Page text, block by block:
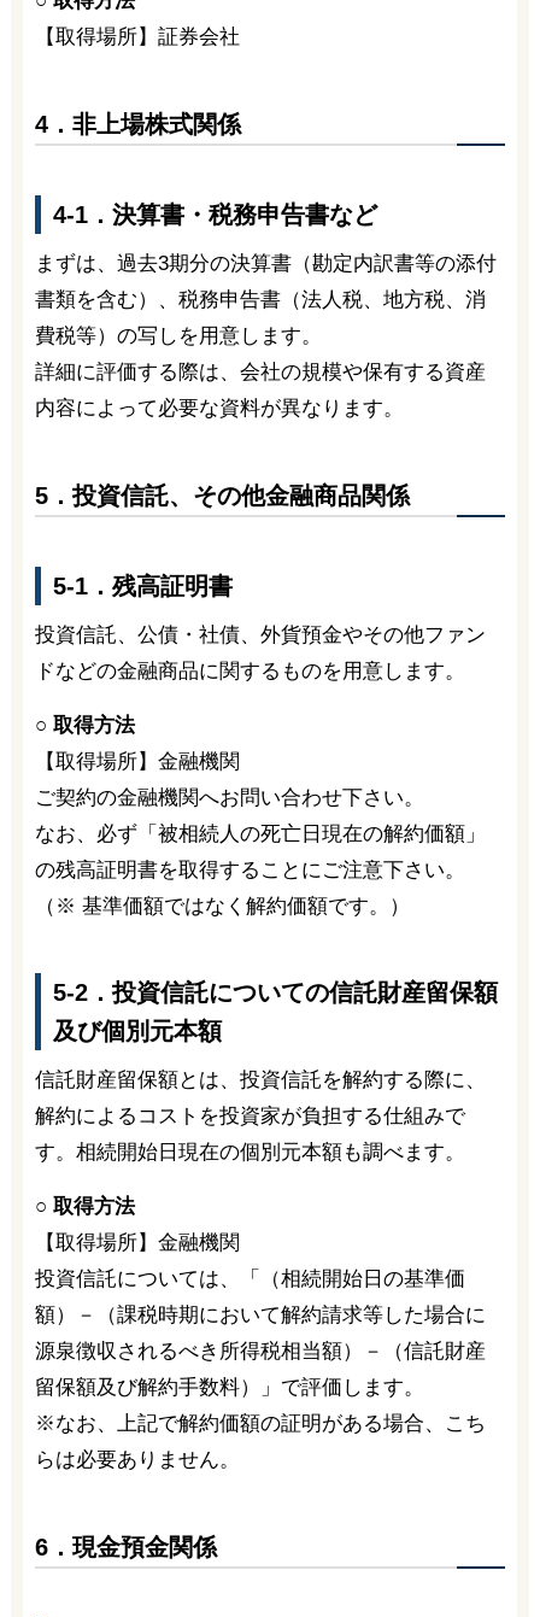
【取得場所】証券会社
4．非上場株式関係
4-1．決算書・税務申告書など
まずは、過去3期分の決算書（勘定内訳書等の添付
書類を含む）、税務申告書（法人税、地方税、消
費税等）の写しを用意します。
詳細に評価する際は、会社の規模や保有する資産
内容によって必要な資料が異なります。
5．投資信託、その他金融商品関係
5-1．残高証明書
投資信託、公債・社債、外貨預金やその他ファン
ドなどの金融商品に関するものを用意します。
○ 取得方法
【取得場所】金融機関
ご契約の金融機関へお問い合わせ下さい。
なお、必ず「被相続人の死亡日現在の解約価額」
の残高証明書を取得することにご注意下さい。
（※ 基準価額ではなく解約価額です。）
5-2．投資信託についての信託財産留保額
及び個別元本額
信託財産留保額とは、投資信託を解約する際に、
解約によるコストを投資家が負担する仕組みで
す。相続開始日現在の個別元本額も調べます。
○ 取得方法
【取得場所】金融機関
投資信託については、「（相続開始日の基準価
額）－（課税時期において解約請求等した場合に
源泉徴収されるべき所得税相当額）－（信託財産
留保額及び解約手数料）」で評価します。
※なお、上記で解約価額の証明がある場合、こち
らは必要ありません。
6．現金預金関係